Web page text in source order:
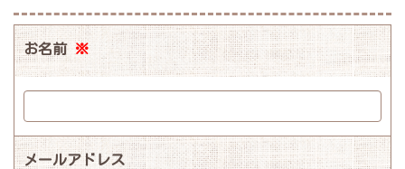
お名前 ※
メールアドレス